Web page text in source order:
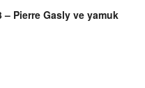
– Pierre Gasly ve yamuk